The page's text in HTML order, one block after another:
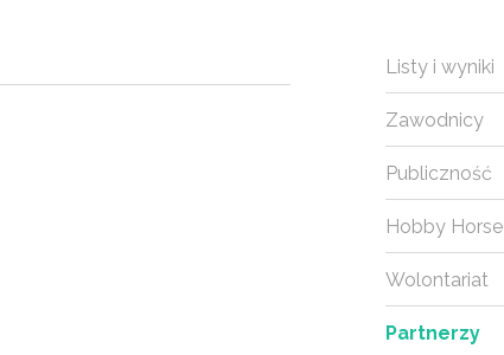
Listy i wyniki
Zawodnicy
Publiczność
Hobby Horse
Wolontariat
Partnerzy